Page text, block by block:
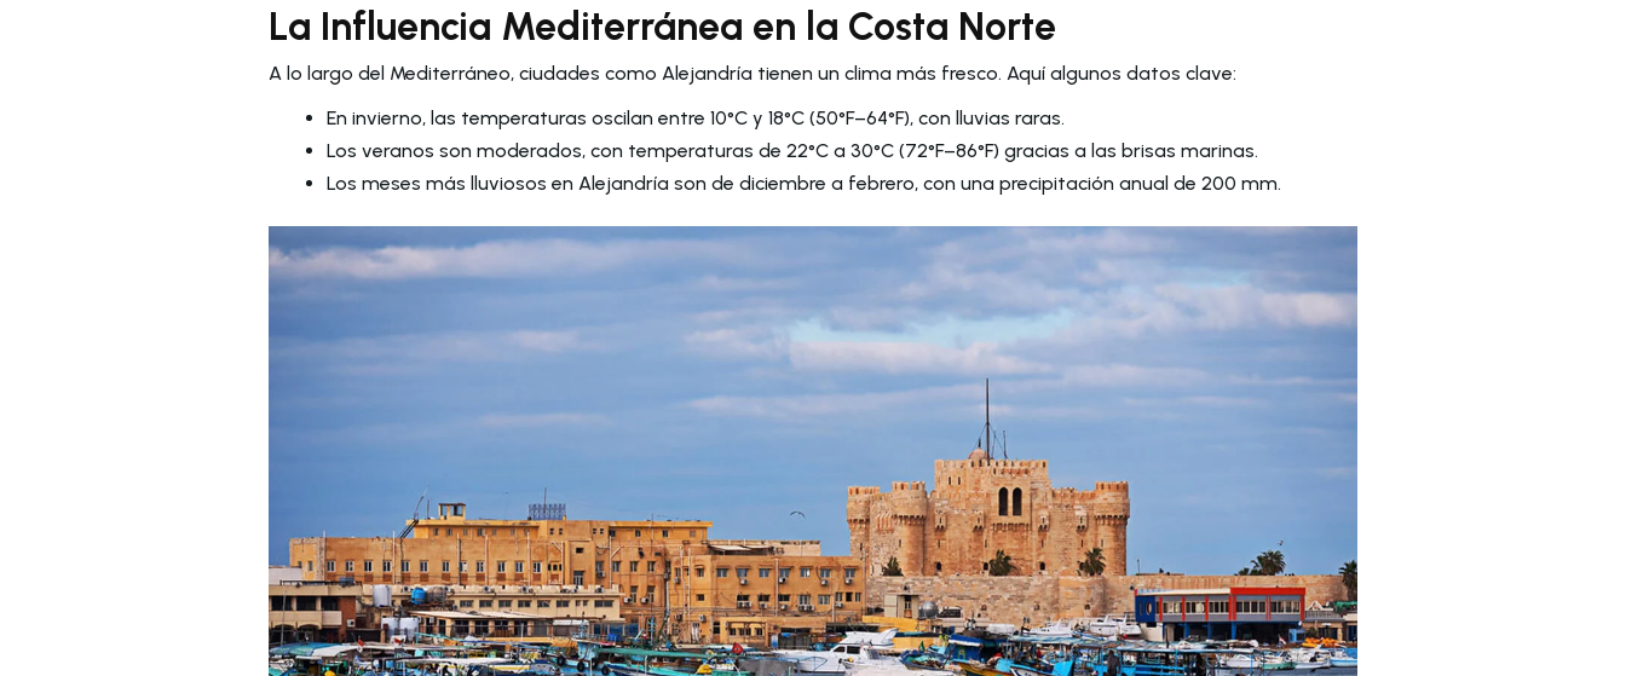
La Influencia Mediterránea en la Costa Norte
A lo largo del Mediterráneo, ciudades como Alejandría tienen un clima más fresco. Aquí algunos datos clave:
En invierno, las temperaturas oscilan entre 10°C y 18°C (50°F–64°F), con lluvias raras.
Los veranos son moderados, con temperaturas de 22°C a 30°C (72°F–86°F) gracias a las brisas marinas.
Los meses más lluviosos en Alejandría son de diciembre a febrero, con una precipitación anual de 200 mm.